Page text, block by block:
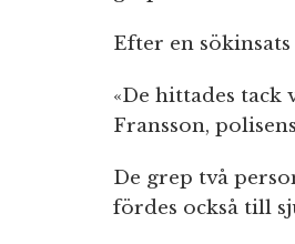
Efter en
«De hittades
Fransson,
De grep två
fördes också till